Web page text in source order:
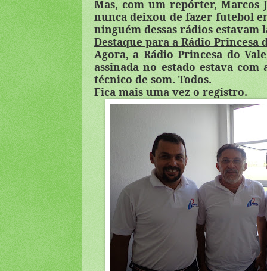
Mas, com um repórter, Marcos
nunca deixou de fazer futebol
ninguém dessas rádios estavam
Destaque para a Rádio Princesa
Agora, a Rádio Princesa do
assinada no estado estava
técnico de som. Todos.
Fica mais uma vez o registro.